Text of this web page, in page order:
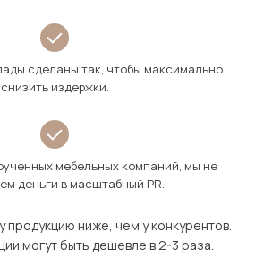
сделаны так, чтобы максимально
снизить издержки.
мебельных компаний, мы не
деньги в масштабный PR.
продукцию ниже, чем у конкурентов.
могут быть дешевле в 2-3 раза.